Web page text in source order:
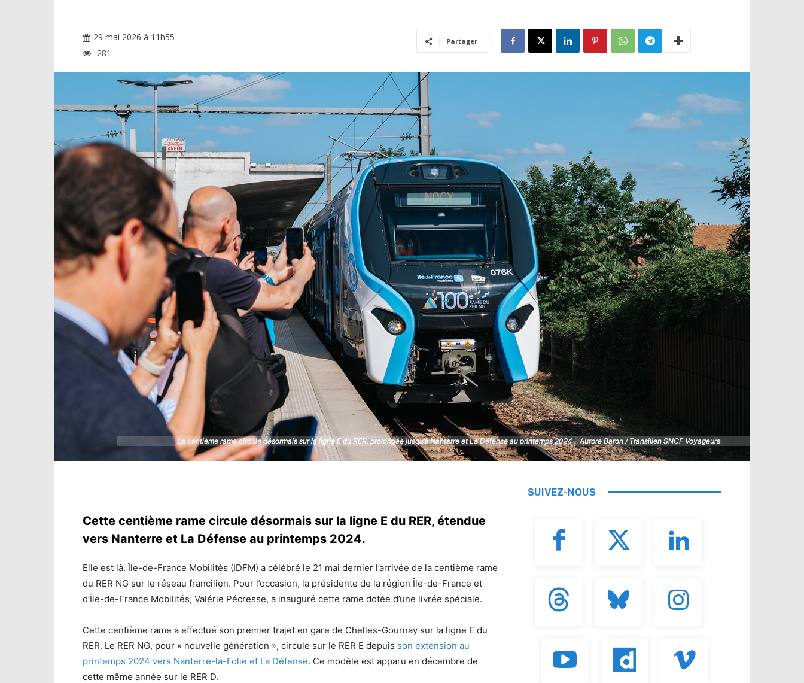
29 mai 2026 à 11h55
281
Partager
La centième rame circule désormais sur la ligne E du RER, prolongée jusqu’à Nanterre et La Défense au printemps 2024 - Aurore Baron / Transilien SNCF Voyageurs
La centième rame circule désormais sur la ligne E du RER, prolongée jusqu’à Nanterre et La Défense au printemps 2024 - Aurore Baron / Transilien SNCF Voyageurs
Cette centième rame circule désormais sur la ligne E du RER, étendue
vers Nanterre et La Défense au printemps 2024.
Elle est là. Île-de-France Mobilités (IDFM) a célébré le 21 mai dernier l’arrivée de la centième rame
du RER NG sur le réseau francilien. Pour l’occasion, la présidente de la région Île-de-France et
d’Île-de-France Mobilités, Valérie Pécresse, a inauguré cette rame dotée d’une livrée spéciale.
Cette centième rame a effectué son premier trajet en gare de Chelles-Gournay sur la ligne E du
RER. Le RER NG, pour « nouvelle génération », circule sur le RER E depuis son extension au
printemps 2024 vers Nanterre-la-Folie et La Défense. Ce modèle est apparu en décembre de
cette même année sur le RER D.
SUIVEZ-NOUS